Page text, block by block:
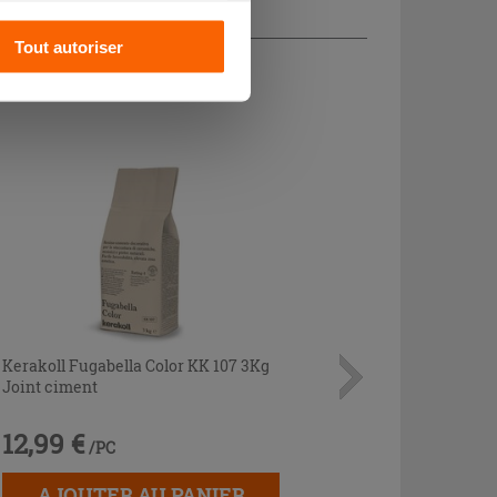
Tout autoriser
Kerakoll Fugabella Color KK 107 3Kg
Joint ciment
12,99 € /PC